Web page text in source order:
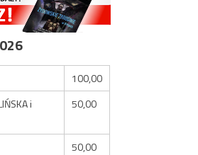
100,00
i
50,00
50,00